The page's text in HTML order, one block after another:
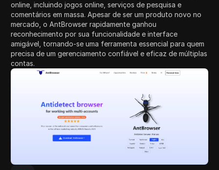
online, incluindo jogos online, serviços de pesquisa e
comentários em massa. Apesar de ser um produto novo no
mercado, o AntBrowser rapidamente ganhou
reconhecimento por sua funcionalidade e interface
amigável, tornando-se uma ferramenta essencial para quem
precisa de um gerenciamento confiável e eficaz de múltiplas
contas.